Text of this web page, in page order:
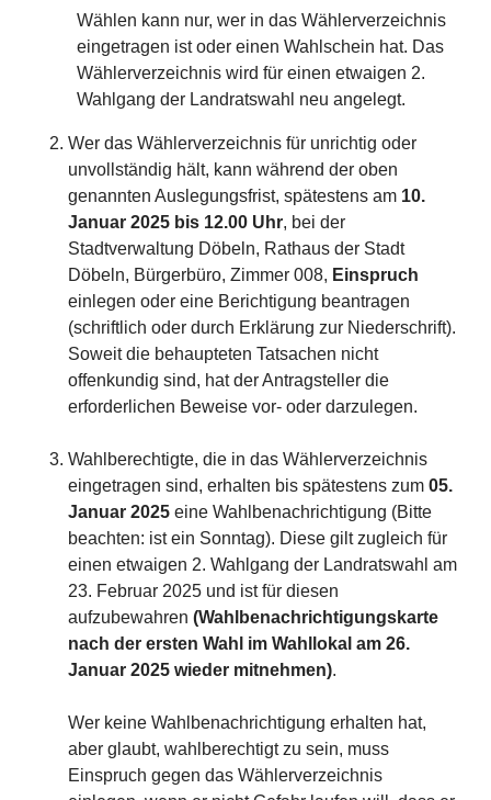
Wählen kann nur, wer in das Wählerverzeichnis
eingetragen ist oder einen Wahlschein hat. Das
Wählerverzeichnis wird für einen etwaigen 2.
Wahlgang der Landratswahl neu angelegt.
Wer das Wählerverzeichnis für unrichtig oder
unvollständig hält, kann während der oben
genannten Auslegungsfrist, spätestens am 10.
Januar 2025 bis 12.00 Uhr, bei der
Stadtverwaltung Döbeln, Rathaus der Stadt
Döbeln, Bürgerbüro, Zimmer 008, Einspruch
einlegen oder eine Berichtigung beantragen
(schriftlich oder durch Erklärung zur Niederschrift).
Soweit die behaupteten Tatsachen nicht
offenkundig sind, hat der Antragsteller die
erforderlichen Beweise vor- oder darzulegen.
Wahlberechtigte, die in das Wählerverzeichnis
eingetragen sind, erhalten bis spätestens zum 05.
Januar 2025 eine Wahlbenachrichtigung (Bitte
beachten: ist ein Sonntag). Diese gilt zugleich für
einen etwaigen 2. Wahlgang der Landratswahl am
23. Februar 2025 und ist für diesen
aufzubewahren (Wahlbenachrichtigungskarte
nach der ersten Wahl im Wahllokal am 26.
Januar 2025 wieder mitnehmen).
Wer keine Wahlbenachrichtigung erhalten hat,
aber glaubt, wahlberechtigt zu sein, muss
Einspruch gegen das Wählerverzeichnis